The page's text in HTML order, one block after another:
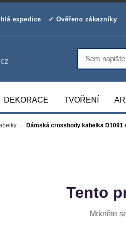
expedice ✓ Ověřeno zákazníky
DEKORACE TVOŘENÍ
Dámská crossbody kabelka D1091
Tento
Mrkněte